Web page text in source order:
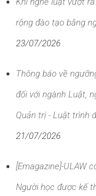
rộng đào tạo bằng
23/07/2026
Thông báo về
đối với ngành Luật,
Quản trị - Luật trình
21/07/2026
[Emagazine]-ULAW
Người học được kế